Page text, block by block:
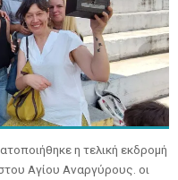
η τελική εκδρομή
Αγίου Αναργύρους. οι